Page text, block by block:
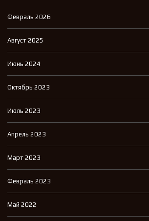
Февраль 2026
Август 2025
Июнь 2024
Октябрь 2023
Июль 2023
Апрель 2023
Март 2023
Февраль 2023
Май 2022